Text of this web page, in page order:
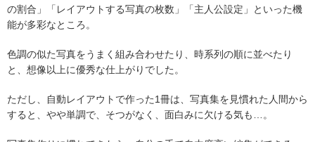
の割合」「レイアウトする写真の枚数」「主人公設定」といった機
能が多彩なところ。
色調の似た写真をうまく組み合わせたり、時系列の順に並べたり
と、想像以上に優秀な仕上がりでした。
ただし、自動レイアウトで作った1冊は、写真集を見慣れた人間から
すると、やや単調で、そつがなく、面白みに欠ける気も…。